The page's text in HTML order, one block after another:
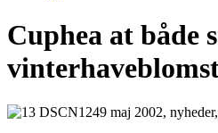
Cuphea at både